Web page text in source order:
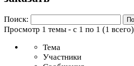
Поиск:
Просмотр 1 темы - с 1 по 1 (1 всего)
Тема
Участники